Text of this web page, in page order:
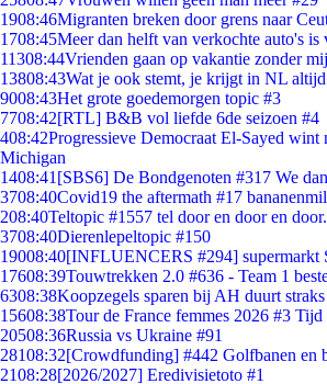
1908:46Migranten breken door grens naar
1708:45Meer dan helft van verkochte auto's is
11308:44Vrienden gaan op vakantie zonder
13808:43Wat je ook stemt, je krijgt in NL
9008:43Het grote goedemorgen topic #3
7708:42[RTL] B&B vol liefde 6de seizoen #4
408:42Progressieve Democraat El-Sayed
Michigan
1408:41 [SBS6] De Bondgenoten #317 We
3708:40Covid19 the aftermath #17
208:40Teltopic #1557 tel door en door en
3708:40Dierenlepeltopic #150
19008:40[INFLUENCERS #294] supermarkt
17608:39Touwtrekken 2.0 #636 - Team 1
6308:38Koopzegels sparen bij AH duurt
15608:38Tour de France femmes 2026 #3
20508:36Russia vs Ukraine #91
28108:32[Crowdfunding] #442 Golfbanen en
2108:28[2026/2027] Eredivisietoto #1